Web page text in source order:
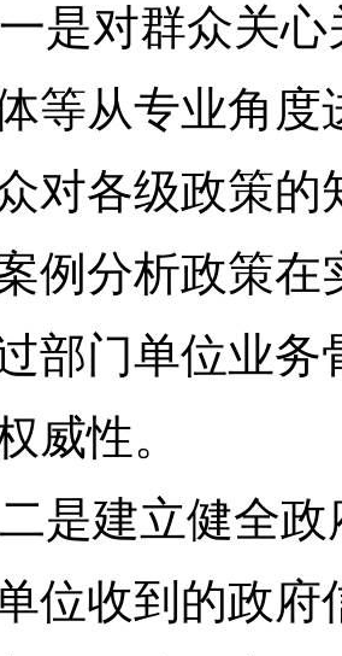
是对群众关心
等从专业角度
对各级政策
例分析政策在
部门单位业务
威性。
是建立健全
位收到的政府